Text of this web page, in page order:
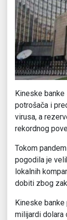
Kineske
potrošača i
virusa, a
rekordnog
Tokom
pogodila je
lokalnih
dobiti zbog
Kineske
milijardi dolara